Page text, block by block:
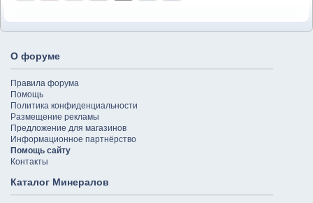
О форуме
Правила форума
Помощь
Политика конфиденциальности
Размещение рекламы
Предложение для магазинов
Информационное партнёрство
Помощь сайту
Контакты
Каталог Минералов